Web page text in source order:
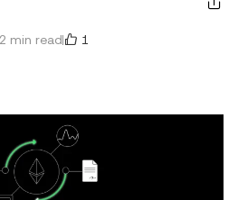
2 min read 1